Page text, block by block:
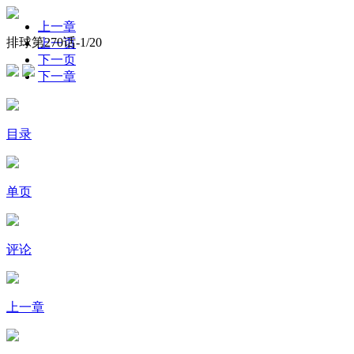
排球第270话-1/20
上一章
上一页
下一页
下一章
目录
单页
评论
上一章